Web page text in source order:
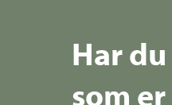
Har
som